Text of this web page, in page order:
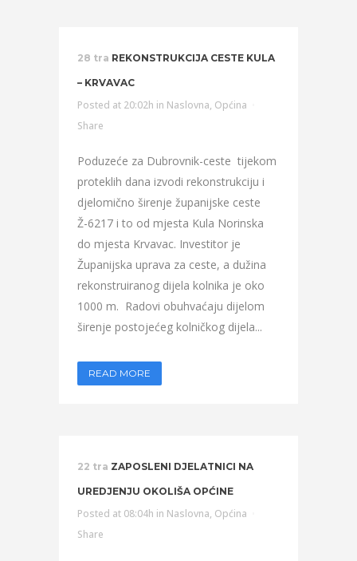
28 tra REKONSTRUKCIJA CESTE KULA
– KRVAVAC
Posted at 20:02h in Naslovna, Općina
Share
Poduzeće za Dubrovnik-ceste tijekom
proteklih dana izvodi rekonstrukciju i
djelomično širenje županijske ceste
Ž-6217 i to od mjesta Kula Norinska
do mjesta Krvavac. Investitor je
Županijska uprava za ceste, a dužina
rekonstruiranog dijela kolnika je oko
1000 m. Radovi obuhvaćaju dijelom
širenje postojećeg kolničkog dijela...
READ MORE
22 tra ZAPOSLENI DJELATNICI NA
UREDJENJU OKOLIŠA OPĆINE
Posted at 08:04h in Naslovna, Općina
Share